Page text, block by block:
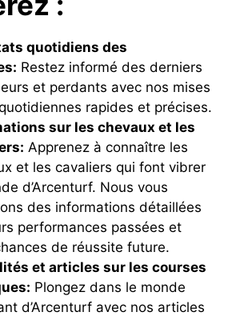
quotidiens des
Restez informé des derniers
et perdants avec nos mises
rapides et précises.
sur les chevaux et les
Apprenez à connaître les
et les cavaliers qui font vibrer
d’Arcenturf. Nous vous
des informations détaillées
performances passées et
de réussite future.
et articles sur les courses
Plongez dans le monde
d’Arcenturf avec nos articles